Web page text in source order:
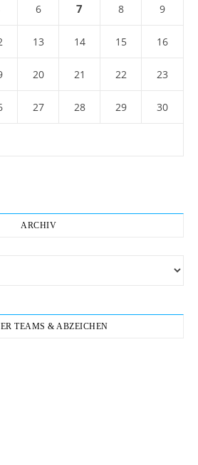
6 7 8 9
13 14 15 16
20 21 22 23
27 28 29 30
ARCHIV
TEAMS & ABZEICHEN